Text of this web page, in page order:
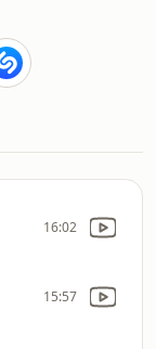
16:02
15:57